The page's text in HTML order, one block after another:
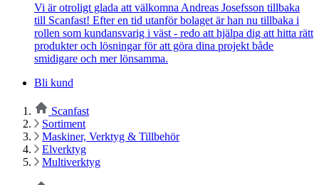
Vi är otroligt glada att välkomna Andreas Josefsson tillbaka
till Scanfast! Efter en tid utanför bolaget är han nu tillbaka i
rollen som kundansvarig i väst - redo att hjälpa dig att hitta rätt
produkter och lösningar för att göra dina projekt både
smidigare och mer lönsamma.
Bli kund
Scanfast
Sortiment
Maskiner, Verktyg & Tillbehör
Elverktyg
Multiverktyg